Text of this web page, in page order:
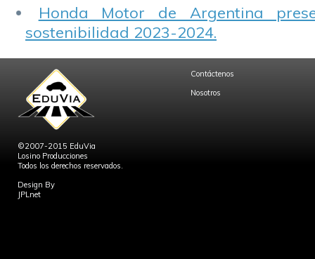
Honda Motor de Argentina
sostenibilidad 2023-2024.
©2007-2015 EduVia
Losino Producciones
Todos los derechos reservados.
Design By
JPLnet
Contáctenos
Nosotros